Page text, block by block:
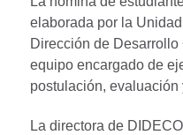
elaborada por la
Dirección de
equipo encargado de
postulación,
La directora de